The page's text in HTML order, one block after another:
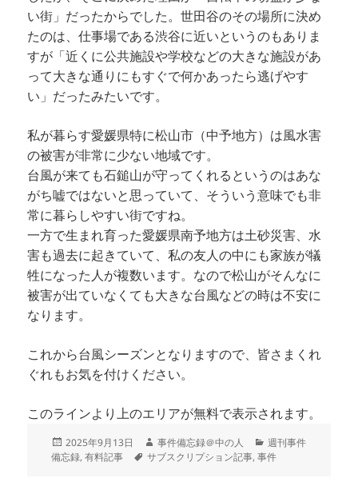
い街」だったからでした。世田谷のその場所に決め
たのは、仕事場である渋谷に近いというのもありま
すが「近くに公共施設や学校などの大きな施設があ
って大きな通りにもすぐで何かあったら逃げやす
い」だったみたいです。
私が暮らす愛媛県特に松山市（中予地方）は風水害
の被害が非常に少ない地域です。
台風が来ても石鎚山が守ってくれるというのはあな
がち嘘ではないと思っていて、そういう意味でも非
常に暮らしやすい街ですね。
一方で生まれ育った愛媛県南予地方は土砂災害、水
害も過去に起きていて、私の友人の中にも家族が犠
牲になった人が複数います。なので松山がそんなに
被害が出ていなくても大きな台風などの時は不安に
なります。
これから台風シーズンとなりますので、皆さまくれ
ぐれもお気を付けください。
このラインより上のエリアが無料で表示されます。
投
稿
2025年9月13日
作
成
事件備忘録＠中の人
カ
テ
週刊事件
備忘録, 有料記事
タ
サブスクリプション記事, 事件